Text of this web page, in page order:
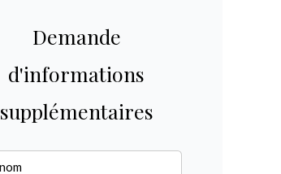
Demande
d'informations
supplémentaires